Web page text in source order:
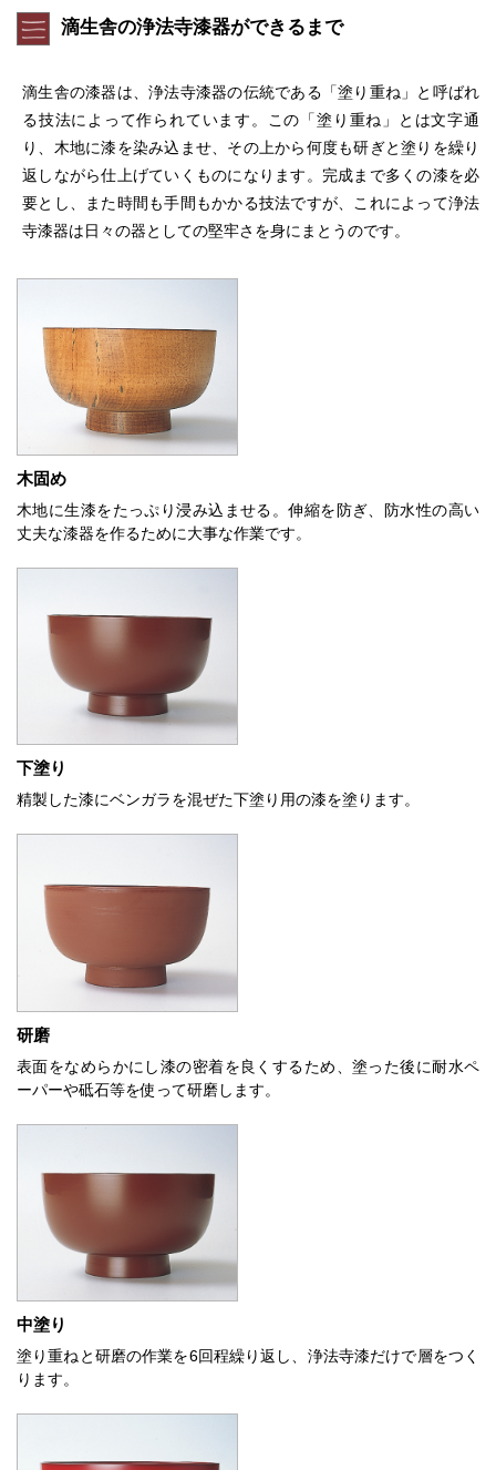
滴生舎の浄法寺漆器ができるまで
滴生舎の漆器は、浄法寺漆器の伝統である「塗り重ね」と呼ばれ
る技法によって作られています。この「塗り重ね」とは文字通
り、木地に漆を染み込ませ、その上から何度も研ぎと塗りを繰り
返しながら仕上げていくものになります。完成まで多くの漆を必
要とし、また時間も手間もかかる技法ですが、これによって浄法
寺漆器は日々の器としての堅牢さを身にまとうのです。
木固め
木地に生漆をたっぷり浸み込ませる。伸縮を防ぎ、防水性の高い
丈夫な漆器を作るために大事な作業です。
下塗り
精製した漆にベンガラを混ぜた下塗り用の漆を塗ります。
研磨
表面をなめらかにし漆の密着を良くするため、塗った後に耐水ペ
ーパーや砥石等を使って研磨します。
中塗り
塗り重ねと研磨の作業を6回程繰り返し、浄法寺漆だけで層をつく
ります。